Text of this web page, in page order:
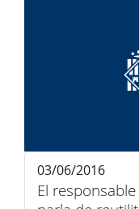
El
03/06/2016